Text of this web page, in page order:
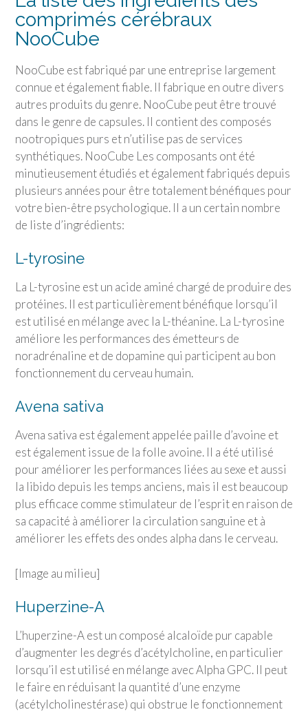
comprimés cérébraux
NooCube
NooCube est fabriqué par une entreprise largement
connue et également fiable. Il fabrique en outre divers
autres produits du genre. NooCube peut être trouvé
dans le genre de capsules. Il contient des composés
nootropiques purs et n’utilise pas de services
synthétiques. NooCube Les composants ont été
minutieusement étudiés et également fabriqués depuis
plusieurs années pour être totalement bénéfiques pour
votre bien-être psychologique. Il a un certain nombre
de liste d’ingrédients:
L-tyrosine
La L-tyrosine est un acide aminé chargé de produire des
protéines. Il est particulièrement bénéfique lorsqu’il
est utilisé en mélange avec la L-théanine. La L-tyrosine
améliore les performances des émetteurs de
noradrénaline et de dopamine qui participent au bon
fonctionnement du cerveau humain.
Avena sativa
Avena sativa est également appelée paille d’avoine et
est également issue de la folle avoine. Il a été utilisé
pour améliorer les performances liées au sexe et aussi
la libido depuis les temps anciens, mais il est beaucoup
plus efficace comme stimulateur de l’esprit en raison de
sa capacité à améliorer la circulation sanguine et à
améliorer les effets des ondes alpha dans le cerveau.
[Image au milieu]
Huperzine-A
L’huperzine-A est un composé alcaloïde pur capable
d’augmenter les degrés d’acétylcholine, en particulier
lorsqu’il est utilisé en mélange avec Alpha GPC. Il peut
le faire en réduisant la quantité d’une enzyme
(acétylcholinestérase) qui obstrue le fonctionnement